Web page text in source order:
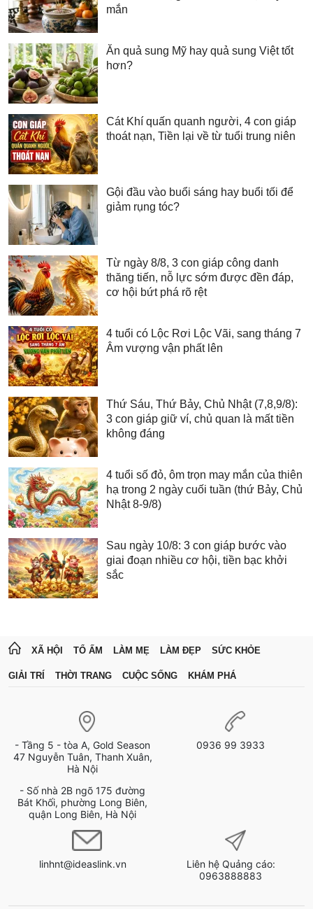
mắn
Ăn quả sung Mỹ hay quả sung Việt tốt
hơn?
Cát Khí quấn quanh người, 4 con giáp
thoát nạn, Tiền lại về từ tuổi trung niên
Gội đầu vào buổi sáng hay buổi tối để
giảm rụng tóc?
Từ ngày 8/8, 3 con giáp công danh
thăng tiến, nỗ lực sớm được đền đáp,
cơ hội bứt phá rõ rệt
4 tuổi có Lộc Rơi Lộc Vãi, sang tháng 7
Âm vượng vận phất lên
Thứ Sáu, Thứ Bảy, Chủ Nhật (7,8,9/8):
3 con giáp giữ ví, chủ quan là mất tiền
không đáng
4 tuổi số đỏ, ôm trọn may mắn của thiên
hạ trong 2 ngày cuối tuần (thứ Bảy, Chủ
Nhật 8-9/8)
Sau ngày 10/8: 3 con giáp bước vào
giai đoạn nhiều cơ hội, tiền bạc khởi
sắc
XÃ HỘI TỔ ẤM LÀM MẸ LÀM ĐẸP SỨC KHỎE
GIẢI TRÍ THỜI TRANG CUỘC SỐNG KHÁM PHÁ
- Tầng 5 - tòa A, Gold Season
47 Nguyễn Tuân, Thanh Xuân,
Hà Nội
- Số nhà 2B ngõ 175 đường
Bát Khối, phường Long Biên,
quận Long Biên, Hà Nội
0936 99 3933
linhnt@ideaslink.vn
Liên hệ Quảng cáo:
0963888883